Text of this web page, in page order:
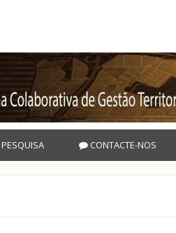
PESQUISA CONTACTE-NOS